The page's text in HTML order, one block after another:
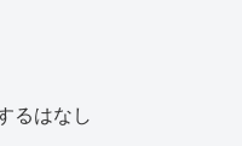
るはなし